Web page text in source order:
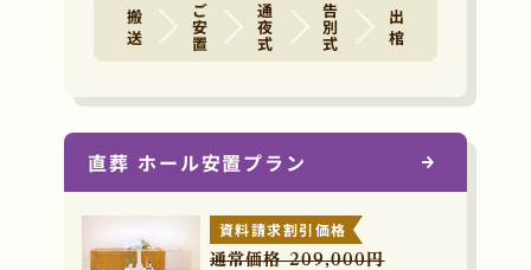
搬 送 ご安置 通夜式 告別式 出 棺
直葬 ホール安置プラン
資料請求割引価格
通常価格 209,000円